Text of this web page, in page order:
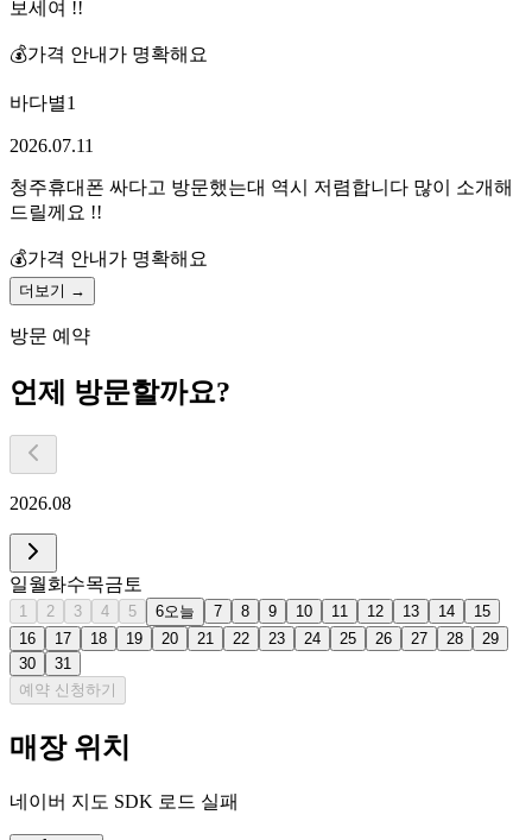
보세여 !!
💰가격 안내가 명확해요
바다별1
2026.07.11
청주휴대폰 싸다고 방문했는대 역시 저렴합니다 많이 소개해
드릴께요 !!
💰가격 안내가 명확해요
더보기 →
방문 예약
언제 방문할까요?
2026.08
일월화수목금 토
1 2 3 4 5 6오늘 7 8 9 10 11 12 13 14
15
16
17 18 19 20 21 22 23 24 25 26 27 28
29
30
31
예약 신청하기
매장 위치
네이버 지도 SDK 로드 실패